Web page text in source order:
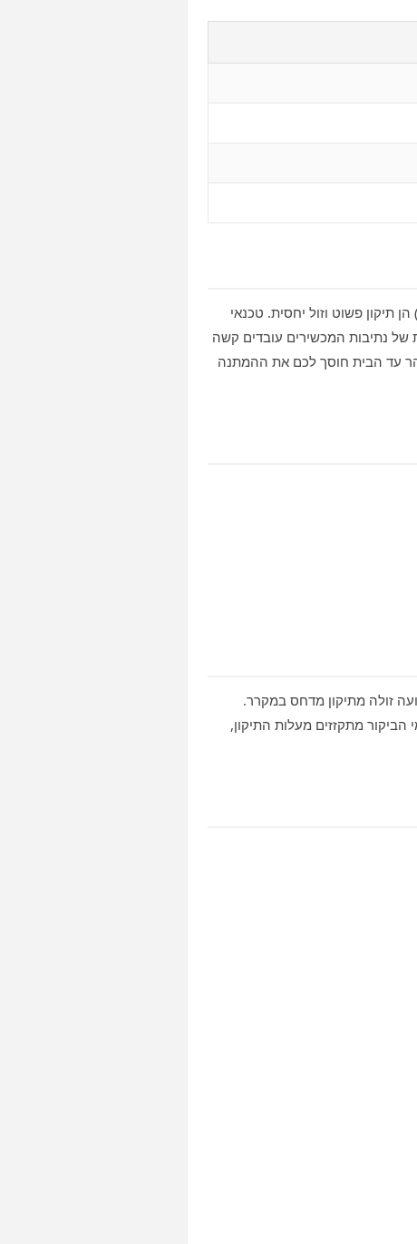
פשוט וזול יחסית. טכנאי
נתיבות המכשירים עובדים קשה
עד הבית חוסך לכם את ההמתנה
זולה מתיקון מדחס במקרר.
מתקזזים מעלות התיקון,